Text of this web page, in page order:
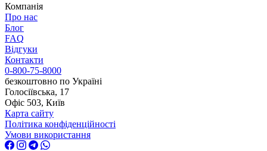
Компанія
Про нас
Блог
FAQ
Відгуки
Контакти
0-800-75-8000
безкоштовно по Україні
Голосіївська, 17
Офіс 503, Київ
Карта сайту
Політика конфіденційності
Умови використання